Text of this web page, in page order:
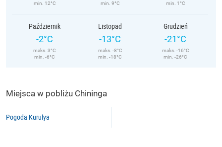
min. 12°C
min. 9°C
min. 1°C
Październik
-2°C
maks. 3°C
min. -6°C
Listopad
-13°C
maks. -8°C
min. -18°C
Grudzień
-21°C
maks. -16°C
min. -26°C
Miejsca w pobliżu Chininga
Pogoda Kurulya